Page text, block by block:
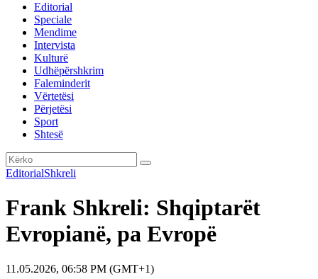
Editorial
Speciale
Mendime
Intervista
Kulturë
Udhëpërshkrim
Faleminderit
Vërtetësi
Përjetësi
Sport
Shtesë
EditorialShkreli
Frank Shkreli: Shqiptarët
Evropianë, pa Evropë
11.05.2026, 06:58 PM (GMT+1)